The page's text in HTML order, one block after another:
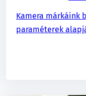
Kamera márkáink
paraméterek